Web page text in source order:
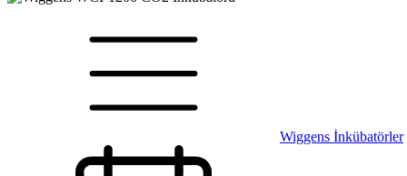
Wiggens İnkübatörler